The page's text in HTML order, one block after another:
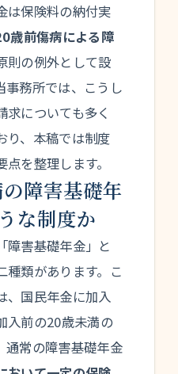
は保険料の納付実
歳前傷病による障
則の例外として設
事務所では、こうし
についても多く
り、本稿では制度
を整理します。
障害基礎年
な制度か
障害基礎年金」と
種類があります。こ
、国民年金に加入
入前の20歳未満の
通常の障害基礎年金